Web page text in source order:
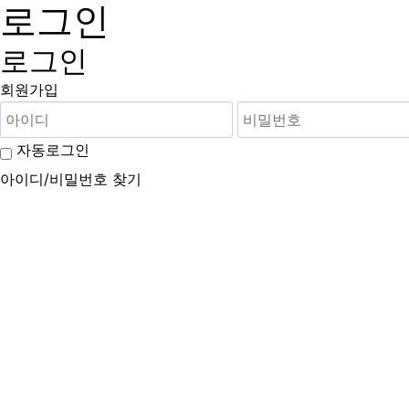
로그인
로그인
회원가입
자동로그인
아이디/비밀번호 찾기